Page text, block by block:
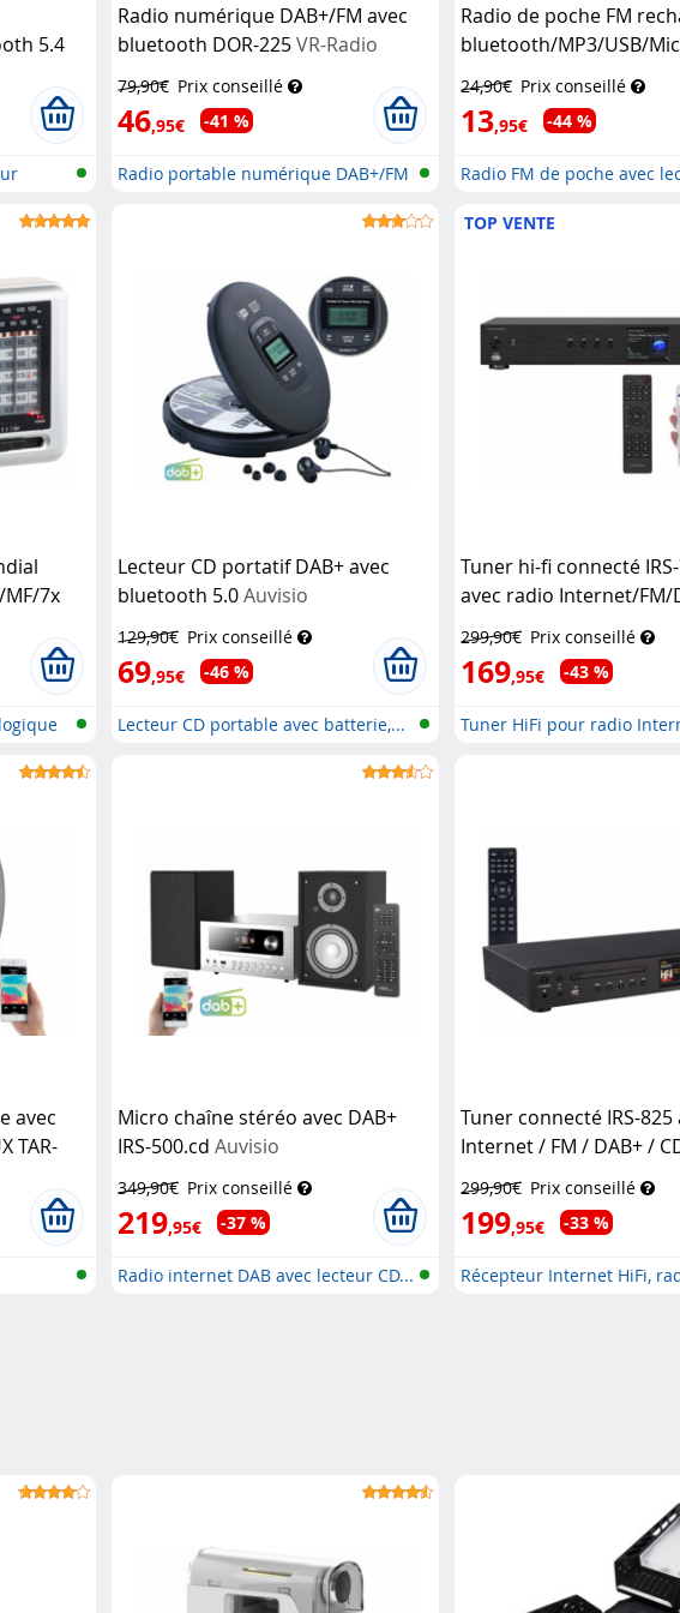
5.4
Radio numérique DAB+/FM avec
bluetooth DOR-225VR-Radio
79,90€ Prix conseillé
46,95€ -41 %
Radio portable numérique DAB+/FM
Radio de poche FM
bluetooth/MP3/USB/
24,90€ Prix conseillé
13,95€ -44 %
Radio FM de poche avec
7x
Lecteur CD portatif DAB+ avec
bluetooth 5.0Auvisio
129,90€ Prix conseillé
69,95€ -46 %
Lecteur CD portable avec batterie,...
TOP VENTE
Tuner hi-fi connecté
avec radio Internet/FM/
299,90€ Prix conseillé
169,95€ -43 %
Tuner HiFi pour radio
avec
TAR-
Micro chaîne stéréo avec DAB+
IRS-500.cd Auvisio
349,90€ Prix conseillé
219,95€ -37 %
Radio internet DAB avec lecteur CD...
Tuner connecté IRS-
Internet / FM / DAB+ /
fonction bluetooth -
VR-Radio
299,90€ Prix conseillé
199,95€ -33 %
Récepteur Internet HiFi,